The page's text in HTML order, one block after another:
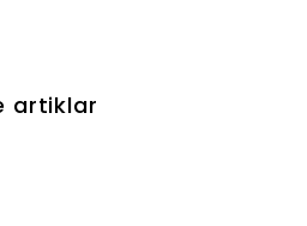
artiklar